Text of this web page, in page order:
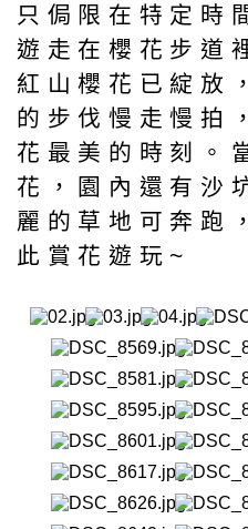
只侷限在特定時
遊走在櫻花步道
紅山櫻花已綻放
的步伐慢走慢拍
花最美的時刻。
花，園內還有沙
麗的草地可奔跑
此賞花遊玩~